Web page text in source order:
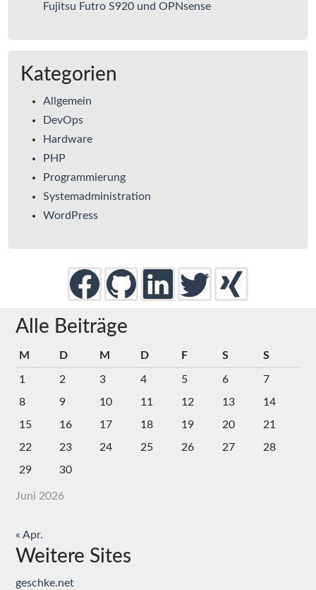
Fujitsu Futro S920 und OPNsense
Kategorien
Allgemein
DevOps
Hardware
PHP
Programmierung
Systemadministration
WordPress
Alle Beiträge
Juni 2026
M D M D F S S
1 2 3 4 5 6
7
8
9 10 11 12 13
14
15
16 17 18 19 20
21
22
23 24 25 26 27
28
29
30
« Apr.
Weitere Sites
geschke.net